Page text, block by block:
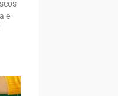
e